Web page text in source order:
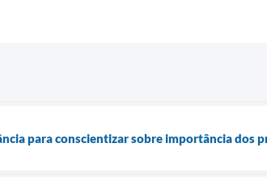
para conscientizar sobre importância dos